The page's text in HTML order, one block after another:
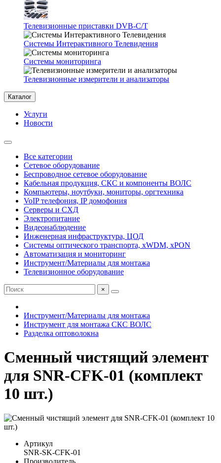
Телевизионные приставки DVB-C/T
Системы Интерактивного Телевидения
Системы мониторинга
Телевизионные измерители и анализаторы
Каталог
Услуги
Новости
Все категории
Сетевое оборудование
Беспроводное сетевое оборудование
Кабельная продукция, СКС и компоненты ВОЛС
Компьютеры, ноутбуки, мониторы, оргтехника
VoIP телефония, IP домофония
Серверы и СХД
Электропитание
Видеонаблюдение
Инженерная инфраструктура, ЦОД
Системы оптического транспорта, xWDM, xPON
Автоматизация и мониторинг
Инструмент/Материалы для монтажа
Телевизионное оборудование
×
Инструмент/Материалы для монтажа
Инструмент для монтажа СКС ВОЛС
Разделка оптоволокна
Сменный чистящий элемент
для SNR-CFK-01 (комплект
10 шт.)
Артикул
SNR-SK-CFK-01
Производитель